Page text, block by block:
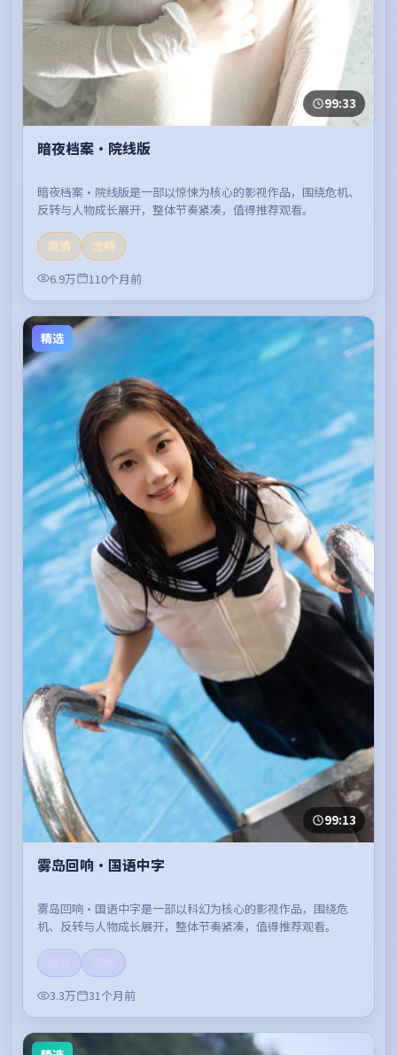
99:33
暗夜档案·院线版
暗夜档案·院线版是一部以惊悚为核心的影视作品，围绕危机、
反转与人物成长展开，整体节奏紧凑，值得推荐观看。
高清
流畅
6.9万
110个月前
精选
99:13
雾岛回响·国语中字
雾岛回响·国语中字是一部以科幻为核心的影视作品，围绕危
机、反转与人物成长展开，整体节奏紧凑，值得推荐观看。
3.3万
31个月前